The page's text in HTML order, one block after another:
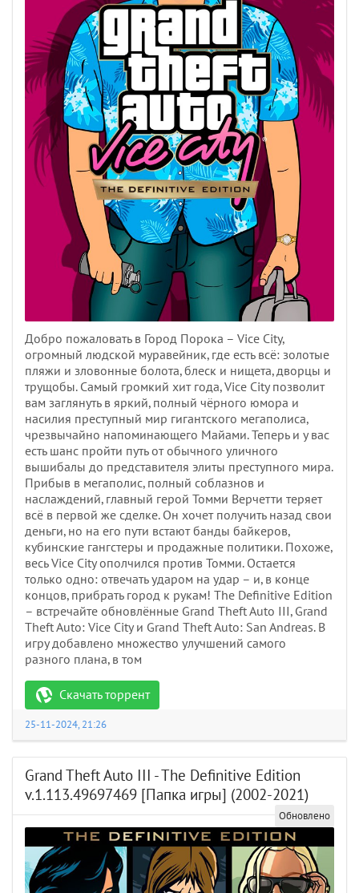
Добро пожаловать в Город Порока – Vice City,
огромный людской муравейник, где есть всё: золотые
пляжи и зловонные болота, блеск и нищета, дворцы и
трущобы. Самый громкий хит года, Vice City позволит
вам заглянуть в яркий, полный чёрного юмора и
насилия преступный мир гигантского мегаполиса,
чрезвычайно напоминающего Майами. Теперь и у вас
есть шанс пройти путь от обычного уличного
вышибалы до представителя элиты преступного мира.
Прибыв в мегаполис, полный соблазнов и
наслаждений, главный герой Томми Верчетти теряет
всё в первой же сделке. Он хочет получить назад свои
деньги, но на его пути встают банды байкеров,
кубинские гангстеры и продажные политики. Похоже,
весь Vice City ополчился против Томми. Остается
только одно: отвечать ударом на удар – и, в конце
концов, прибрать город к рукам! The Definitive Edition
– встречайте обновлённые Grand Theft Auto III, Grand
Theft Auto: Vice City и Grand Theft Auto: San Andreas. В
игру добавлено множество улучшений самого
разного плана, в том
Скачать торрент
25-11-2024, 21:26
Grand Theft Auto III - The Definitive Edition
v.1.113.49697469 [Папка игры] (2002-2021)
Обновлено